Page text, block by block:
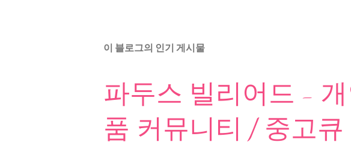
이 블로그의 인기 게시물
파두스 빌리어드 -
품 커뮤니티 / 중고큐